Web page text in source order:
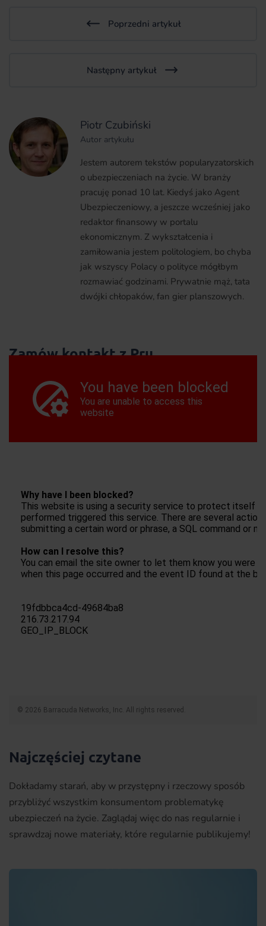
Poprzedni artykuł
Następny artykuł
Piotr Czubiński
Autor artykułu
Jestem autorem tekstów popularyzatorskich
o ubezpieczeniach na życie. W branży
pracuję ponad 10 lat. Kiedyś jako Agent
Ubezpieczeniowy, a jeszcze wcześniej jako
redaktor finansowy w portalu
ekonomicznym. Z wykształcenia i
zamiłowania jestem politologiem, bo chyba
jak wszyscy Polacy o polityce mógłbym
rozmawiać godzinami. Prywatnie mąż, tata
dwójki chłopaków, fan gier planszowych.
Zamów kontakt z Pru
Najczęściej czytane
Dokładamy starań, aby w przystępny i rzeczowy sposób
przybliżyć wszystkim konsumentom problematykę
ubezpieczeń na życie. Zaglądaj więc do nas regularnie i
sprawdzaj nowe materiały, które regularnie publikujemy!